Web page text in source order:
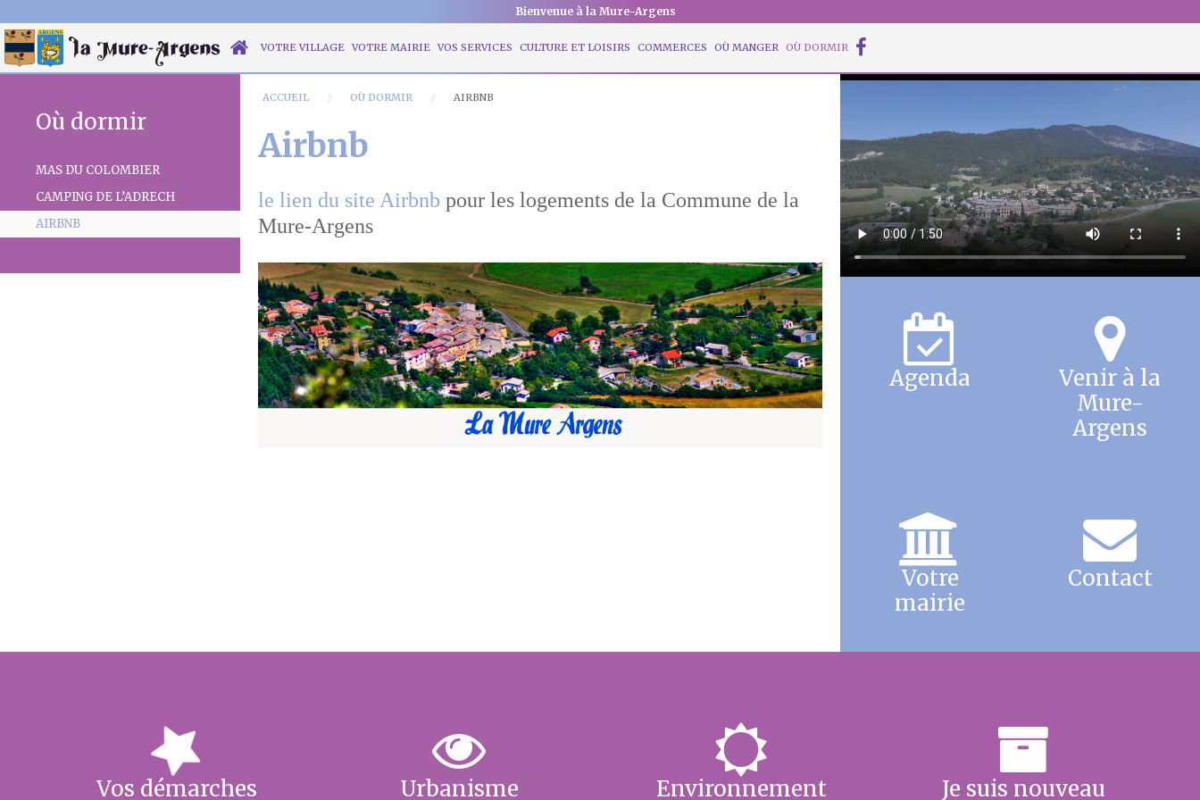
Bienvenue à la Mure-Argens
VOTRE VILLAGE VOTRE MAIRIE VOS SERVICES CULTURE ET LOISIRS COMMERCES OÙ MANGER OÙ DORMIR
ACCUEIL OÙ DORMIR AIRBNB
Airbnb
le lien du site Airbnb pour les logements de la Commune de la
Mure-Argens
Agenda
Venir à la
Mure-
Argens
Votre
mairie
Contact
Où dormir
MAS DU COLOMBIER
CAMPING DE L’ADRECH
AIRBNB
Vos démarches Urbanisme Environnement Je suis nouveau